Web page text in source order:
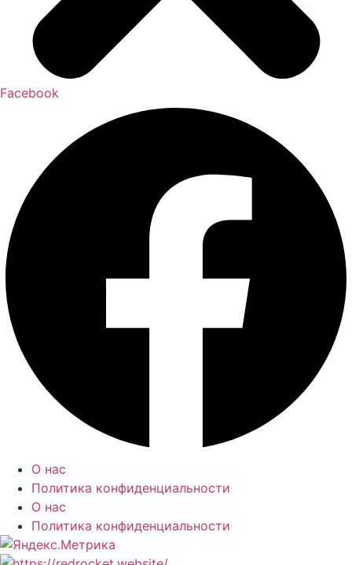
Facebook
О нас
Политика конфиденциальности
О нас
Политика конфиденциальности